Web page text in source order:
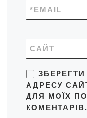
EMAIL
*
САЙТ
ЗБЕРЕГТИ
АДРЕСУ
ДЛЯ МОЇХ
КОМЕНТАРІВ.